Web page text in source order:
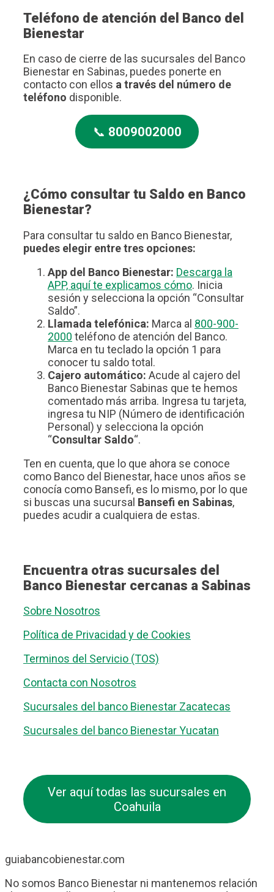
Teléfono de atención del Banco del
Bienestar
En caso de cierre de las sucursales del Banco
Bienestar en Sabinas, puedes ponerte en
contacto con ellos a través del número de
teléfono disponible.
📞 8009002000
¿Cómo consultar tu Saldo en Banco
Bienestar?
Para consultar tu saldo en Banco Bienestar,
puedes elegir entre tres opciones:
App del Banco Bienestar: Descarga la
APP, aquí te explicamos cómo. Inicia
sesión y selecciona la opción “Consultar
Saldo”.
Llamada telefónica: Marca al 800-900-
2000 teléfono de atención del Banco.
Marca en tu teclado la opción 1 para
conocer tu saldo total.
Cajero automático: Acude al cajero del
Banco Bienestar Sabinas que te hemos
comentado más arriba. Ingresa tu tarjeta,
ingresa tu NIP (Número de identificación
Personal) y selecciona la opción
“Consultar Saldo“.
Ten en cuenta, que lo que ahora se conoce
como Banco del Bienestar, hace unos años se
conocía como Bansefi, es lo mismo, por lo que
si buscas una sucursal Bansefi en Sabinas,
puedes acudir a cualquiera de estas.
Encuentra otras sucursales del
Banco Bienestar cercanas a Sabinas
Sobre Nosotros
Política de Privacidad y de Cookies
Terminos del Servicio (TOS)
Contacta con Nosotros
Sucursales del banco Bienestar Zacatecas
Sucursales del banco Bienestar Yucatan
Ver aquí todas las sucursales en
Coahuila
guiabancobienestar.com
No somos Banco Bienestar ni mantenemos relación